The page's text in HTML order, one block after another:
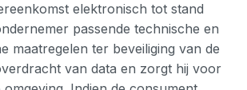
elektronisch tot stand
passende technische en
maatregelen ter beveiliging van de
van data en zorgt hij voor